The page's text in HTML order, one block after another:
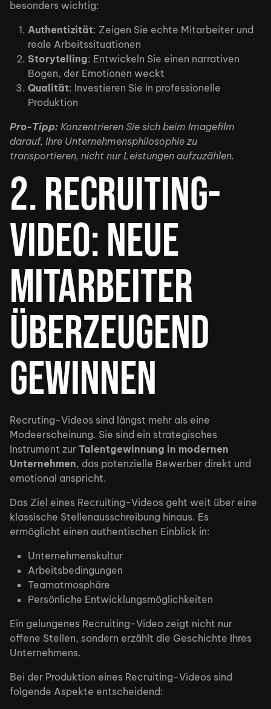
besonders wichtig:
Authentizität: Zeigen Sie echte Mitarbeiter und
reale Arbeitssituationen
Storytelling: Entwickeln Sie einen narrativen
Bogen, der Emotionen weckt
Qualität: Investieren Sie in professionelle
Produktion
Pro-Tipp: Konzentrieren Sie sich beim Imagefilm
darauf, Ihre Unternehmensphilosophie zu
transportieren, nicht nur Leistungen aufzuzählen.
2. Recruiting-
Video: Neue
Mitarbeiter
überzeugend
gewinnen
Recruting-Videos sind längst mehr als eine
Modeerscheinung. Sie sind ein strategisches
Instrument zur Talentgewinnung in modernen
Unternehmen, das potenzielle Bewerber direkt und
emotional anspricht.
Das Ziel eines Recruiting-Videos geht weit über eine
klassische Stellenausschreibung hinaus. Es
ermöglicht einen authentischen Einblick in:
Unternehmenskultur
Arbeitsbedingungen
Teamatmosphäre
Persönliche Entwicklungsmöglichkeiten
Ein gelungenes Recruiting-Video zeigt nicht nur
offene Stellen, sondern erzählt die Geschichte Ihres
Unternehmens.
Bei der Produktion eines Recruiting-Videos sind
folgende Aspekte entscheidend: